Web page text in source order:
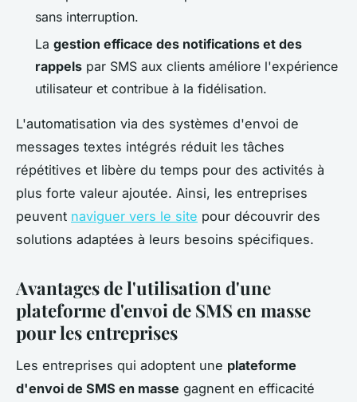
sans interruption.
La gestion efficace des notifications et des
rappels par SMS aux clients améliore l'expérience
utilisateur et contribue à la fidélisation.
L'automatisation via des systèmes d'envoi de
messages textes intégrés réduit les tâches
répétitives et libère du temps pour des activités à
plus forte valeur ajoutée. Ainsi, les entreprises
peuvent naviguer vers le site pour découvrir des
solutions adaptées à leurs besoins spécifiques.
Avantages de l'utilisation d'une
plateforme d'envoi de SMS en masse
pour les entreprises
Les entreprises qui adoptent une plateforme
d'envoi de SMS en masse gagnent en efficacité